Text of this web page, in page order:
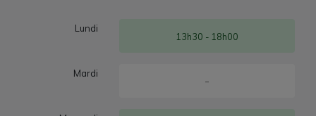
Lundi
13h30 - 18h00
Mardi
-